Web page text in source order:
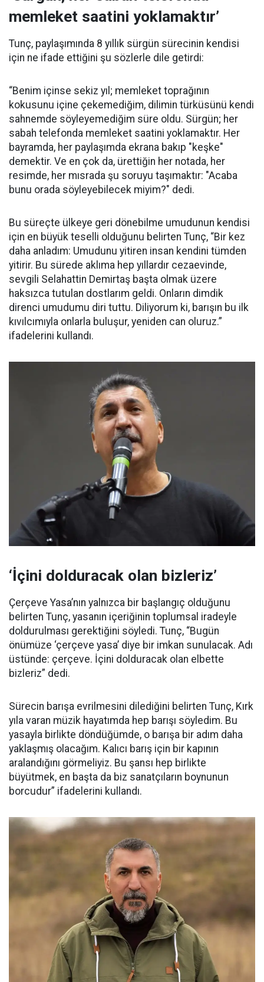
memleket saatini yoklamaktır’
Tunç, paylaşımında 8 yıllık sürgün sürecinin kendisi
için ne ifade ettiğini şu sözlerle dile getirdi:
“Benim içinse sekiz yıl; memleket toprağının
kokusunu içine çekemediğim, dilimin türküsünü kendi
sahnemde söyleyemediğim süre oldu. Sürgün; her
sabah telefonda memleket saatini yoklamaktır. Her
bayramda, her paylaşımda ekrana bakıp "keşke"
demektir. Ve en çok da, ürettiğin her notada, her
resimde, her mısrada şu soruyu taşımaktır: "Acaba
bunu orada söyleyebilecek miyim?" dedi.
Bu süreçte ülkeye geri dönebilme umudunun kendisi
için en büyük teselli olduğunu belirten Tunç, “Bir kez
daha anladım: Umudunu yitiren insan kendini tümden
yitirir. Bu sürede aklıma hep yıllardır cezaevinde,
sevgili Selahattin Demirtaş başta olmak üzere
haksızca tutulan dostlarım geldi. Onların dimdik
direnci umudumu diri tuttu. Diliyorum ki, barışın bu ilk
kıvılcımıyla onlarla buluşur, yeniden can oluruz.”
ifadelerini kullandı.
‘İçini dolduracak olan bizleriz’
Çerçeve Yasa’nın yalnızca bir başlangıç olduğunu
belirten Tunç, yasanın içeriğinin toplumsal iradeyle
doldurulması gerektiğini söyledi. Tunç, “Bugün
önümüze ‘çerçeve yasa’ diye bir imkan sunulacak. Adı
üstünde: çerçeve. İçini dolduracak olan elbette
bizleriz” dedi.
Sürecin barışa evrilmesini dilediğini belirten Tunç, Kırk
yıla varan müzik hayatımda hep barışı söyledim. Bu
yasayla birlikte döndüğümde, o barışa bir adım daha
yaklaşmış olacağım. Kalıcı barış için bir kapının
aralandığını görmeliyiz. Bu şansı hep birlikte
büyütmek, en başta da biz sanatçıların boynunun
borcudur” ifadelerini kullandı.